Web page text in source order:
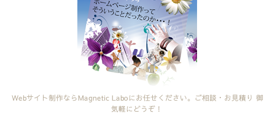
Webサイト制作ならMagnetic Laboにお任せください。ご相談・お見積り 御
気軽にどうぞ！